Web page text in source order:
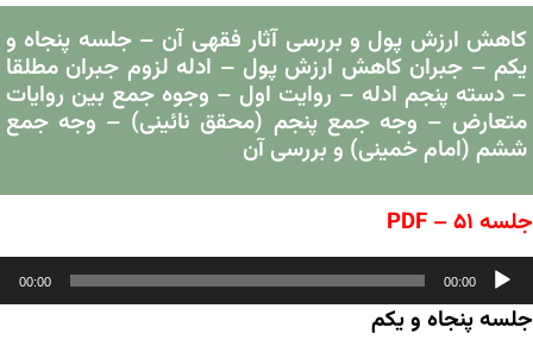
کاهش ارزش پول و بررسی آثار فقهی آن – جلسه پنجاه و
یکم – جبران کاهش ارزش پول – ادله لزوم جبران مطلقا
– دسته پنجم ادله – روایت اول – وجوه جمع بین روایات
متعارض – وجه جمع پنجم (محقق نائینی) – وجه جمع
ششم (امام خمینی) و بررسی آن
جلسه ۵۱ – PDF
پخش‌کننده
صوت
00:00
00:00
جلسه پنجاه و یکم